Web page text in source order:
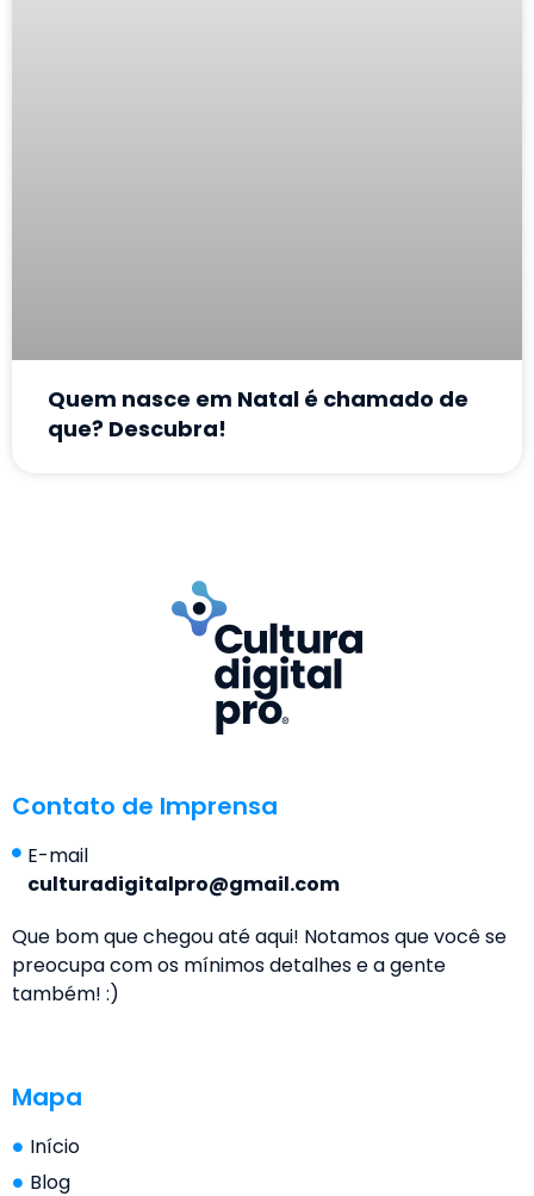
Quem nasce em Natal é chamado de
que? Descubra!
Contato de Imprensa
E-mail
culturadigitalpro@gmail.com
Que bom que chegou até aqui! Notamos que você se
preocupa com os mínimos detalhes e a gente
também! :)
Mapa
Início
Blog